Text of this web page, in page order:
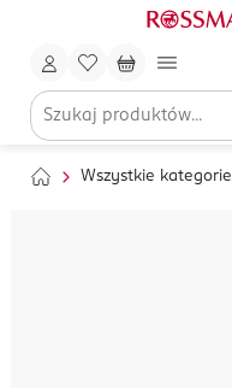
Wszystkie kategorie